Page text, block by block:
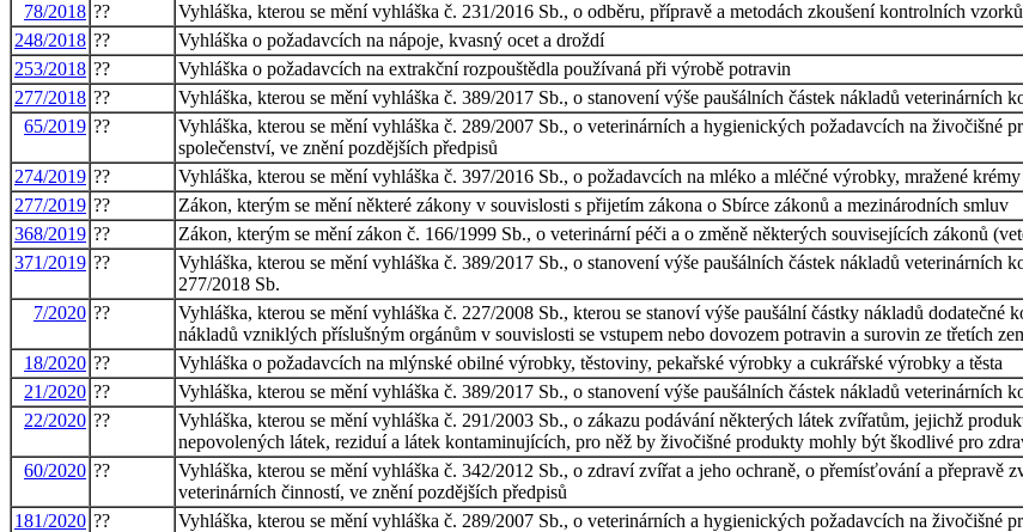
78/2018 ??
Vyhláška, kterou se mění vyhláška č. 231/2016 Sb., o odběru, přípravě a metodách zkoušení kontrolních
248/2018 ??
Vyhláška o požadavcích na nápoje, kvasný ocet a droždí
253/2018 ??
Vyhláška o požadavcích na extrakční rozpouštědla používaná při výrobě potravin
277/2018 ??
Vyhláška, kterou se mění vyhláška č. 389/2017 Sb., o stanovení výše paušálních částek nákladů veterinárních
65/2019 ??
Vyhláška, kterou se mění vyhláška č. 289/2007 Sb., o veterinárních a hygienických požadavcích na živočišné
společenství, ve znění pozdějších předpisů
274/2019 ??
Vyhláška, kterou se mění vyhláška č. 397/2016 Sb., o požadavcích na mléko a mléčné výrobky, mražené
277/2019 ??
Zákon, kterým se mění některé zákony v souvislosti s přijetím zákona o Sbírce zákonů a mezinárodních smluv
368/2019 ??
Zákon, kterým se mění zákon č. 166/1999 Sb., o veterinární péči a o změně některých souvisejících zákonů
371/2019 ??
Vyhláška, kterou se mění vyhláška č. 389/2017 Sb., o stanovení výše paušálních částek nákladů veterinárních
277/2018 Sb.
7/2020 ??
Vyhláška, kterou se mění vyhláška č. 227/2008 Sb., kterou se stanoví výše paušální částky nákladů
nákladů vzniklých příslušným orgánům v souvislosti se vstupem nebo dovozem potravin a surovin ze třetích
18/2020 ??
Vyhláška o požadavcích na mlýnské obilné výrobky, těstoviny, pekařské výrobky a cukrářské výrobky a těsta
21/2020 ??
Vyhláška, kterou se mění vyhláška č. 389/2017 Sb., o stanovení výše paušálních částek nákladů veterinárních
22/2020 ??
Vyhláška, kterou se mění vyhláška č. 291/2003 Sb., o zákazu podávání některých látek zvířatům, jejichž
nepovolených látek, reziduí a látek kontaminujících, pro něž by živočišné produkty mohly být škodlivé pro
60/2020 ??
Vyhláška, kterou se mění vyhláška č. 342/2012 Sb., o zdraví zvířat a jeho ochraně, o přemísťování a
veterinárních činností, ve znění pozdějších předpisů
181/2020 ??
Vyhláška, kterou se mění vyhláška č. 289/2007 Sb., o veterinárních a hygienických požadavcích na živočišné